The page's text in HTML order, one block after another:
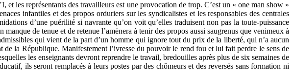
les représentants des travailleurs est une provocation de trop. C’est un « one man show »
infantiles et des propos orduriers sur les syndicalistes et les responsables des centrales
d’une puérilité si navrante qu’on voit qu’elles traduisent non pas la toute-puissance
de tenue et de retenue l’amènera à tenir des propos aussi saugrenus que venimeux à
qui vient de la part d’un homme qui ignore tout du prix de la liberté, qui n’a aucun
la République. Manifestement l’ivresse du pouvoir le rend fou et lui fait perdre le sens de
les enseignants devront reprendre le travail, bredouilles après plus de six semaines de
ils seront remplacés à leurs postes par des chômeurs et des reversés sans formation ni